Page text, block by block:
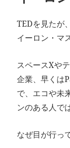
TEDを見たが、
イーロン・マ
スペースXや
企業、早くは
で、エコや未
ンのある人で
なぜ目が行っ